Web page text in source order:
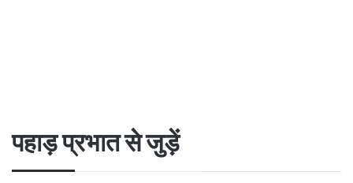
पहाड़ प्रभात से जुड़ें